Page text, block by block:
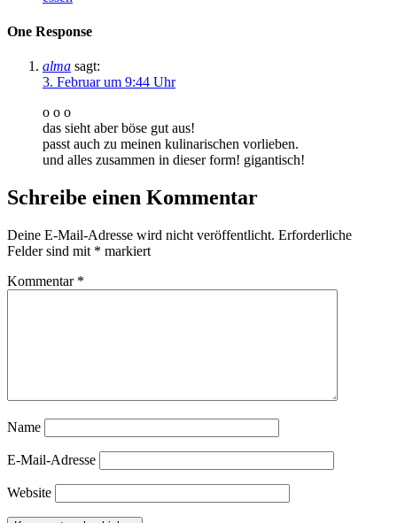
One Response
alma sagt:
3. Februar um 9:44 Uhr
o o o
das sieht aber böse gut aus!
passt auch zu meinen kulinarischen vorlieben.
und alles zusammen in dieser form! gigantisch!
Schreibe einen Kommentar
Deine E-Mail-Adresse wird nicht veröffentlicht. Erforderliche
Felder sind mit * markiert
Kommentar *
Name
E-Mail-Adresse
Website